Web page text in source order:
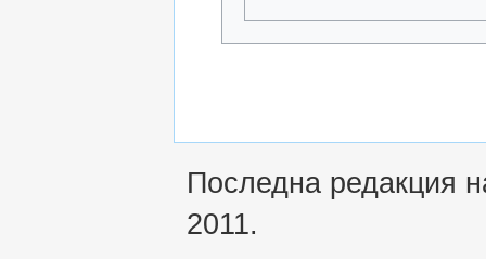
Последна редакция
2011.